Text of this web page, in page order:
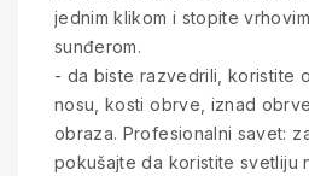
jednim klikom i stopite
sunđerom.
- da biste razvedrili, koristite
nosu, kosti obrve, iznad
obraza. Profesionalni savet:
pokušajte da koristite svetliju